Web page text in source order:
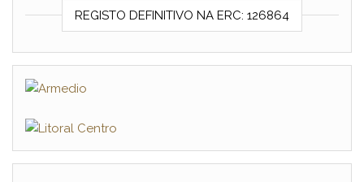
REGISTO DEFINITIVO NA ERC: 126864